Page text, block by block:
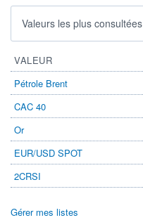
Valeurs les plus consultées
VALEUR
Pétrole Brent
CAC 40
Or
EUR/USD SPOT
2CRSI
Gérer mes listes